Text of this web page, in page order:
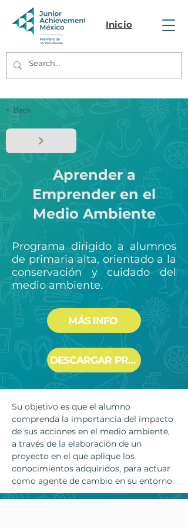
Inicio
< Back
Aprender a
Emprender en el
Medio Ambiente
Programa dirigido a alumnos
de primaria alta, orientado a la
conservación y cuidado del
medio ambiente.
MÁS INFO
DESCARGAR PROGRAMA
Su objetivo es que el alumno
comprenda la importancia del impacto
de sus acciones en el medio ambiente,
a través de la elaboración de un
proyecto en el que aplique los
conocimientos adquiridos, para actuar
como agente de cambio en su entorno.